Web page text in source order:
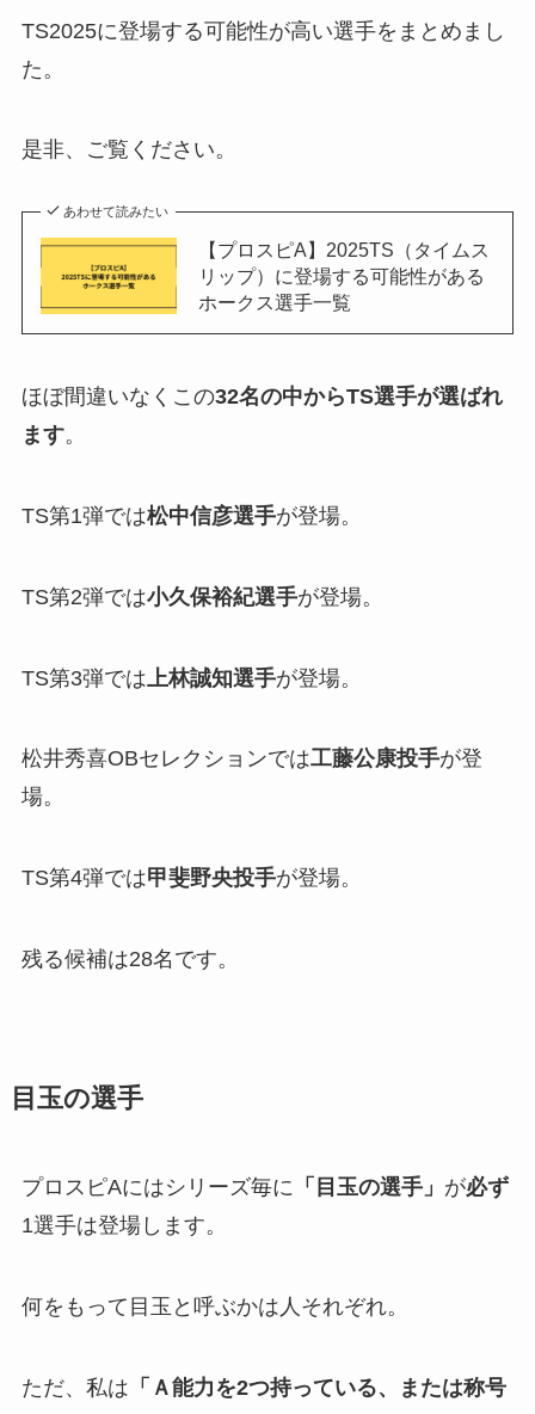
TS2025に登場する可能性が高い選手をまとめまし
た。
是非、ご覧ください。
あわせて読みたい
【プロスピA】2025TS（タイムス
リップ）に登場する可能性がある
ホークス選手一覧
ほぼ間違いなくこの32名の中からTS選手が選ばれ
ます。
TS第1弾では松中信彦選手が登場。
TS第2弾では小久保裕紀選手が登場。
TS第3弾では 上林誠知選手が登場。
松井秀喜OBセレクションでは工藤公康投手が登
場。
TS第4弾では甲斐野央投手が登場。
残る候補は28名です。
目玉の選手
プロスピAにはシリーズ毎に 「目玉の選手」 が必ず
1選手は登場します。
何をもって目玉と呼ぶかは人それぞれ。
ただ、私は 「Ａ能力を2つ持っている、または称号